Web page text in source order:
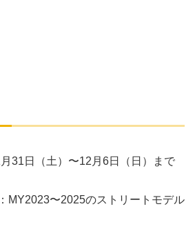
31日（土）〜12月6日（日）まで
MY2023〜2025のストリートモデル